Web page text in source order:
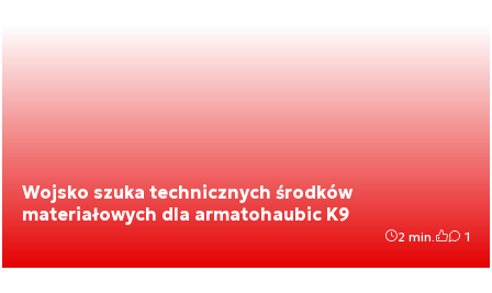
Wojsko szuka technicznych środków
materiałowych dla armatohaubic K9
2 min. 1